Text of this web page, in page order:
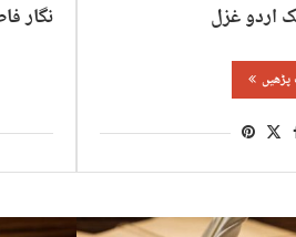
اردو غزل نگار